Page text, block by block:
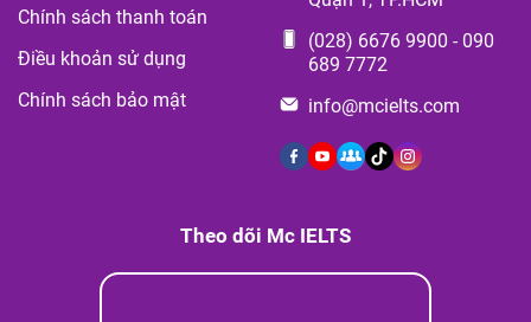
Chính sách thanh toán
Điều khoản sử dụng
Chính sách bảo mật
(028) 6676 9900 - 090
689 7772
info@mcielts.com
Theo dõi Mc IELTS